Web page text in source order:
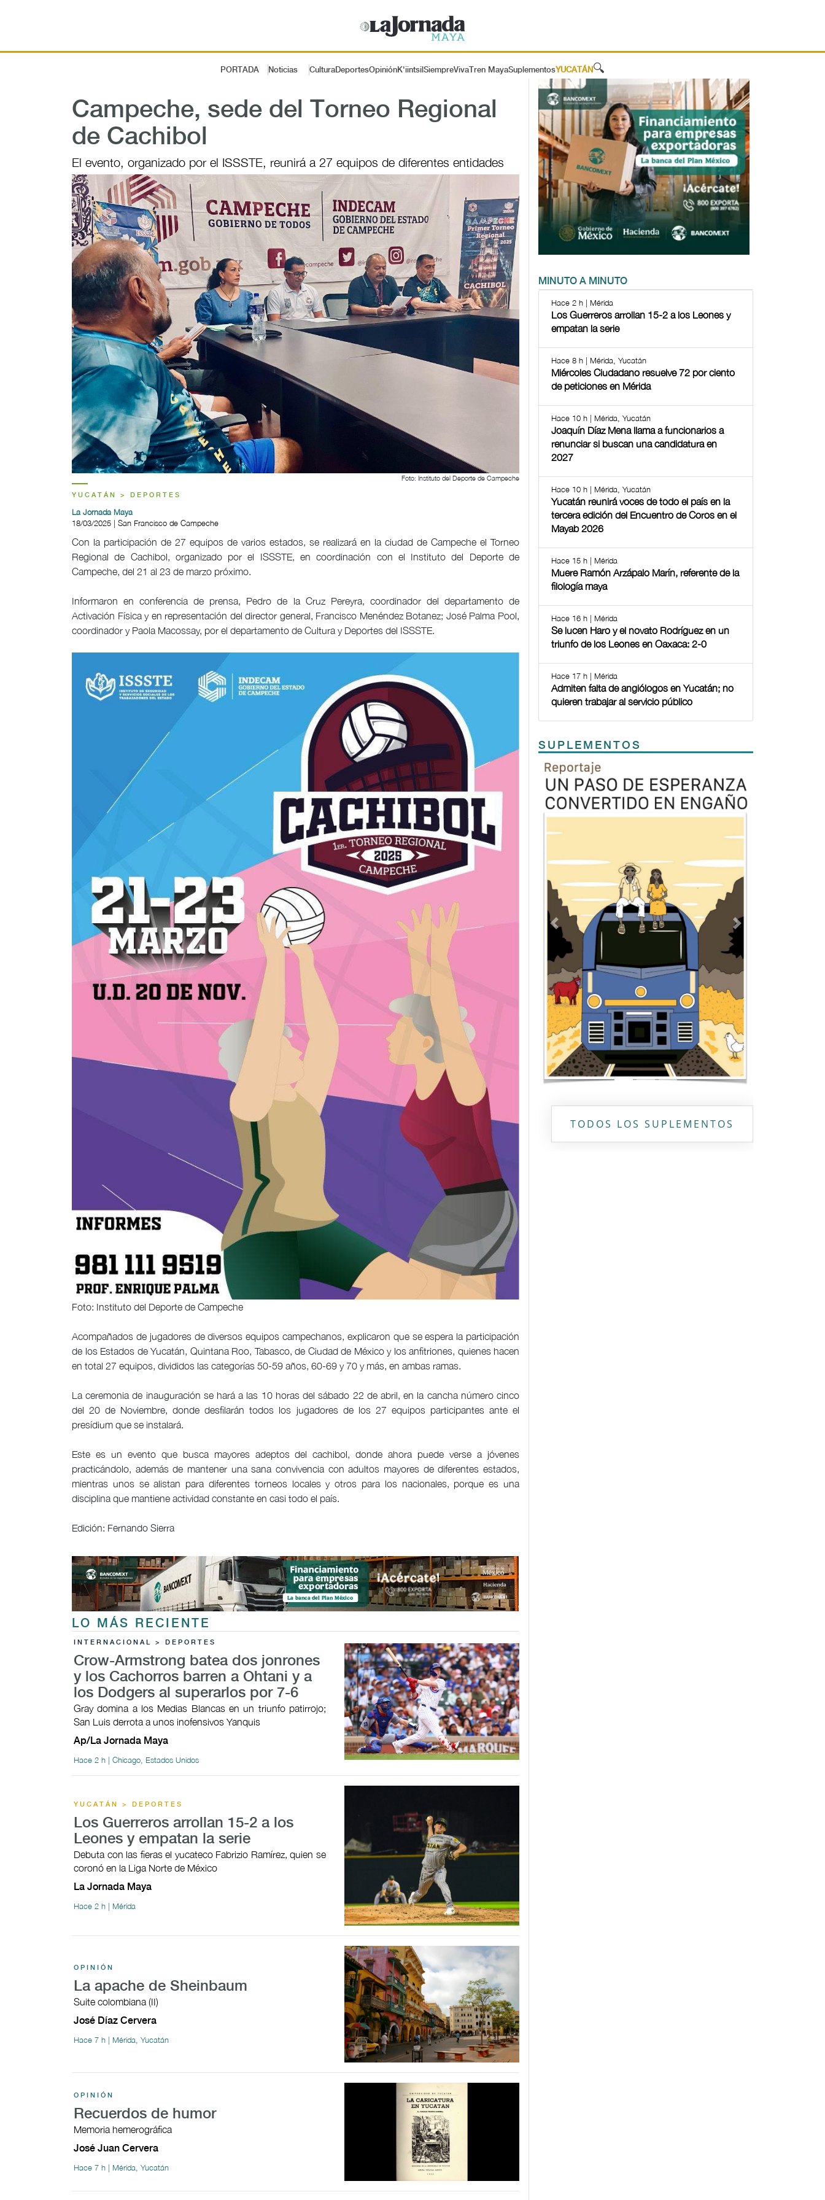
PORTADA Noticias CulturaDeportesOpiniónK'iintsil SiempreViva Tren MayaSuplementosYUCATÁN 🔍
Campeche, sede del Torneo Regional
de Cachibol
El evento, organizado por el ISSSTE, reunirá a 27 equipos de diferentes entidades
Foto: Instituto del Deporte de Campeche
YUCATÁN > DEPORTES
La Jornada Maya
18/03/2025 | San Francisco de Campeche
Con la participación de 27 equipos de varios estados, se realizará en la ciudad de Campeche el Torneo
Regional de Cachibol, organizado por el ISSSTE, en coordinación con el Instituto del Deporte de
Campeche, del 21 al 23 de marzo próximo.
Informaron en conferencia de prensa, Pedro de la Cruz Pereyra, coordinador del departamento de
Activación Física y en representación del director general, Francisco Menéndez Botanez; José Palma Pool,
coordinador y Paola Macossay, por el departamento de Cultura y Deportes del ISSSTE.
Foto: Instituto del Deporte de Campeche
Acompañados de jugadores de diversos equipos campechanos, explicaron que se espera la participación
de los Estados de Yucatán, Quintana Roo, Tabasco, de Ciudad de México y los anfitriones, quienes hacen
en total 27 equipos, divididos las categorías 50-59 años, 60-69 y 70 y más, en ambas ramas.
La ceremonia de inauguración se hará a las 10 horas del sábado 22 de abril, en la cancha número cinco
del 20 de Noviembre, donde desfilarán todos los jugadores de los 27 equipos participantes ante el
presídium que se instalará.
Este es un evento que busca mayores adeptos del cachibol, donde ahora puede verse a jóvenes
practicándolo, además de mantener una sana convivencia con adultos mayores de diferentes estados,
mientras unos se alistan para diferentes torneos locales y otros para los nacionales, porque es una
disciplina que mantiene actividad constante en casi todo el país.
Edición: Fernando Sierra
LO MÁS RECIENTE
INTERNACIONAL > DEPORTES
Crow-Armstrong batea dos jonrones
y los Cachorros barren a Ohtani y a
los Dodgers al superarlos por 7-6
Gray domina a los Medias Blancas en un triunfo patirrojo;
San Luis derrota a unos inofensivos Yanquis
Ap/La Jornada Maya
Hace 2 h | Chicago, Estados Unidos
YUCATÁN > DEPORTES
Los Guerreros arrollan 15-2 a los
Leones y empatan la serie
Debuta con las fieras el yucateco Fabrizio Ramírez, quien se
coronó en la Liga Norte de México
La Jornada Maya
Hace 2 h | Mérida
OPINIÓN
La apache de Sheinbaum
Suite colombiana (II)
José Díaz Cervera
Hace 7 h | Mérida, Yucatán
OPINIÓN
Recuerdos de humor
Memoria hemerográfica
José Juan Cervera
Hace 7 h | Mérida, Yucatán
MINUTO A MINUTO
Hace 2 h | Mérida
Los Guerreros arrollan 15-2 a los Leones y
empatan la serie
Hace 8 h | Mérida, Yucatán
Miércoles Ciudadano resuelve 72 por ciento
de peticiones en Mérida
Hace 10 h | Mérida, Yucatán
Joaquín Díaz Mena llama a funcionarios a
renunciar si buscan una candidatura en
2027
Hace 10 h | Mérida, Yucatán
Yucatán reunirá voces de todo el país en la
tercera edición del Encuentro de Coros en el
Mayab 2026
Hace 15 h | Mérida
Muere Ramón Arzápalo Marín, referente de la
filología maya
Hace 16 h | Mérida
Se lucen Haro y el novato Rodríguez en un
triunfo de los Leones en Oaxaca: 2-0
Hace 17 h | Mérida
Admiten falta de angiólogos en Yucatán; no
quieren trabajar al servicio público
SUPLEMENTOS
Previous Next
TODOS LOS SUPLEMENTOS